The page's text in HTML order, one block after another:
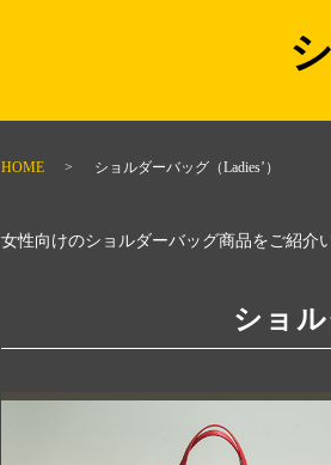
HOME ショルダーバッグ（Ladies’）
女性向けのショルダーバッグ商品をご紹介
ショ